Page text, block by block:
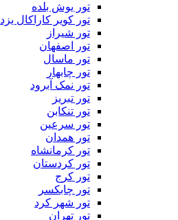
تور یوش بلده
تور کویر کاراکال یزد
تور شیراز
تور اصفهان
تور ماسال
تور چابهار
تور نمک آبرود
تور تبریز
تور تنکابن
تور سرعین
تور همدان
تور کرمانشاه
تور کردستان
تور کرج
تور چابکسر
تور شهر کرد
تور تهران